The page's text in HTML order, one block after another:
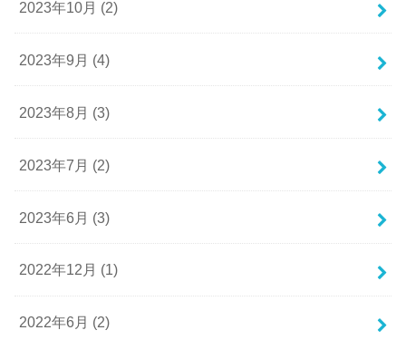
2023年10月 (2)
2023年9月 (4)
2023年8月 (3)
2023年7月 (2)
2023年6月 (3)
2022年12月 (1)
2022年6月 (2)